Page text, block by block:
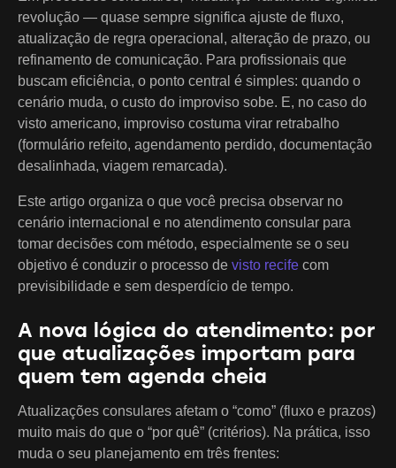
revolução — quase sempre significa ajuste de fluxo,
atualização de regra operacional, alteração de prazo, ou
refinamento de comunicação. Para profissionais que
buscam eficiência, o ponto central é simples: quando o
cenário muda, o custo do improviso sobe. E, no caso do
visto americano, improviso costuma virar retrabalho
(formulário refeito, agendamento perdido, documentação
desalinhada, viagem remarcada).
Este artigo organiza o que você precisa observar no
cenário internacional e no atendimento consular para
tomar decisões com método, especialmente se o seu
objetivo é conduzir o processo de visto recife com
previsibilidade e sem desperdício de tempo.
A nova lógica do atendimento: por
que atualizações importam para
quem tem agenda cheia
Atualizações consulares afetam o “como” (fluxo e prazos)
muito mais do que o “por quê” (critérios). Na prática, isso
muda o seu planejamento em três frentes: